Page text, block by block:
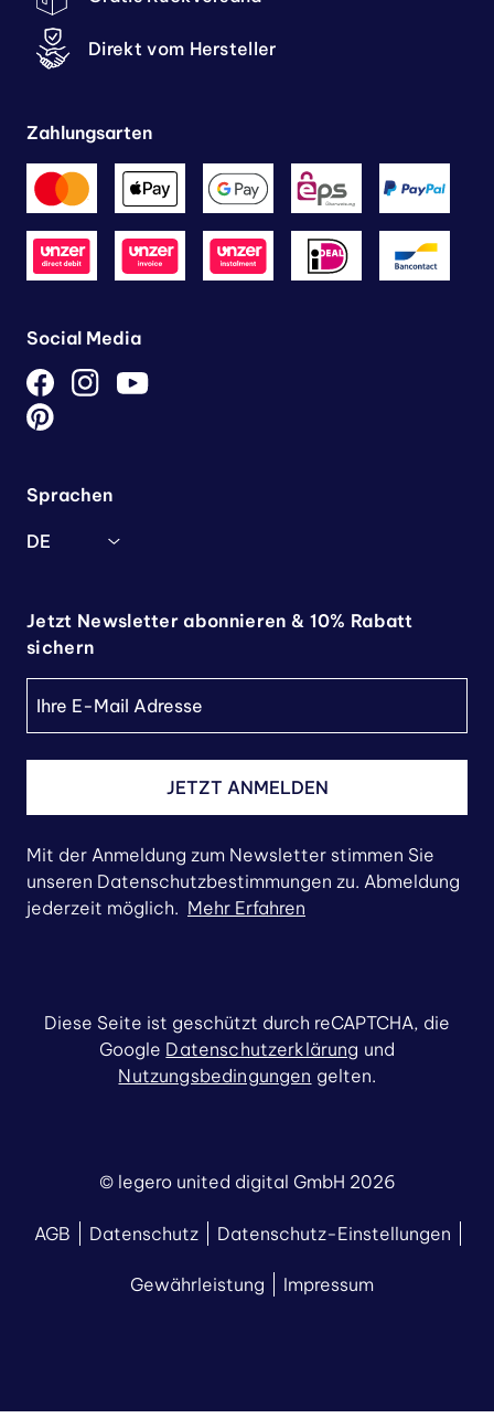
Direkt vom Hersteller
Zahlungsarten
Social Media
Sprachen
DE
Jetzt Newsletter abonnieren & 10% Rabatt
sichern
JETZT ANMELDEN
Mit der Anmeldung zum Newsletter stimmen Sie
unseren Datenschutzbestimmungen zu. Abmeldung
jederzeit möglich. Mehr Erfahren
© legero united digital GmbH 2026
AGB Datenschutz Datenschutz-Einstellungen
Gewährleistung Impressum
Diese Seite ist geschützt durch reCAPTCHA, die
Google Datenschutzerklärung und
Nutzungsbedingungen gelten.